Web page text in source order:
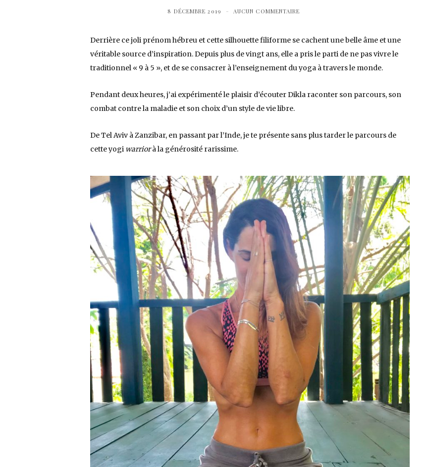
8 DÉCEMBRE 2019 AUCUN COMMENTAIRE
Derrière ce joli prénom hébreu et cette silhouette filiforme se cachent une belle âme et une
véritable source d’inspiration. Depuis plus de vingt ans, elle a pris le parti de ne pas vivre le
traditionnel « 9 à 5 », et de se consacrer à l’enseignement du yoga à travers le monde.
Pendant deux heures, j’ai expérimenté le plaisir d’écouter Dikla raconter son parcours, son
combat contre la maladie et son choix d’un style de vie libre.
De Tel Aviv à Zanzibar, en passant par l’Inde, je te présente sans plus tarder le parcours de
cette yogi warriorà la générosité rarissime.